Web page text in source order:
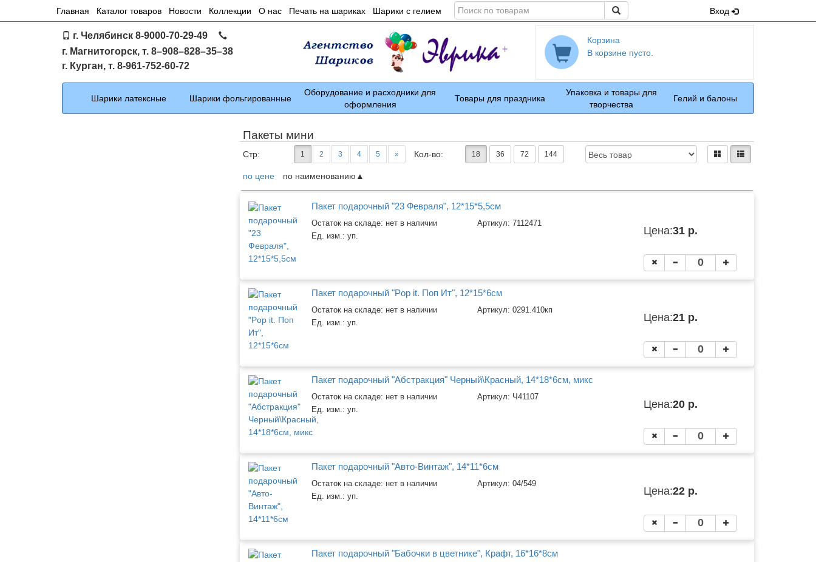
Основное
Главная Каталог товаров Новости Коллекции О нас Печать на шариках Шарики с гелием
Поиск
товарам
Вход
г. Челябинск 8-9000-70-29-49
г. Магнитогорск, т. 8–908–828–35–38
г. Курган, т. 8-961-752-60-72
Корзина
В корзине пусто.
Каталог
Шарики латексные Шарики фольгированные
Оборудование и расходники для
оформления
Товары для праздника
Упаковка и товары для
творчества
Гелий и балоны
Пакеты мини
Стр: 1 2 3 4 5 » Кол-во: 18 36 72 144
Доступность: Вид:плиткамирядами
по цене по наименованию
Товары Пакет подарочный "23 Февраля", 12*15*5,5см
Остаток на складе: нет в наличии Артикул:7112471
Ед. изм.: уп. Цена:31 р.
Пакет подарочный "Pop it. Поп Ит", 12*15*6см
Остаток на складе: нет в наличии Артикул:0291.410кп
Ед. изм.: уп. Цена:21 р.
Пакет подарочный "Абстракция" Черный\Красный, 14*18*6см, микс
Остаток на складе: нет в наличии Артикул: Ч41107
Ед. изм.: уп. Цена:20 р.
Пакет подарочный "Авто-Винтаж", 14*11*6см
Остаток на складе: нет в наличии Артикул:04/549
Ед. изм.: уп. Цена:22 р.
Пакет подарочный "Бабочки в цветнике", Крафт, 16*16*8см